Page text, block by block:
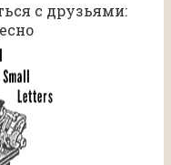
с друзьями: